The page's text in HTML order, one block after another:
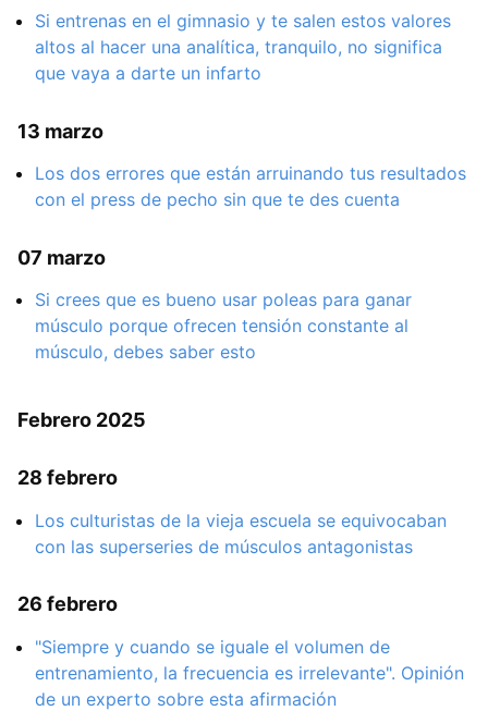
Si entrenas en el gimnasio y te salen estos valores
altos al hacer una analítica, tranquilo, no significa
que vaya a darte un infarto
13 marzo
Los dos errores que están arruinando tus resultados
con el press de pecho sin que te des cuenta
07 marzo
Si crees que es bueno usar poleas para ganar
músculo porque ofrecen tensión constante al
músculo, debes saber esto
Febrero 2025
28 febrero
Los culturistas de la vieja escuela se equivocaban
con las superseries de músculos antagonistas
26 febrero
"Siempre y cuando se iguale el volumen de
entrenamiento, la frecuencia es irrelevante". Opinión
de un experto sobre esta afirmación